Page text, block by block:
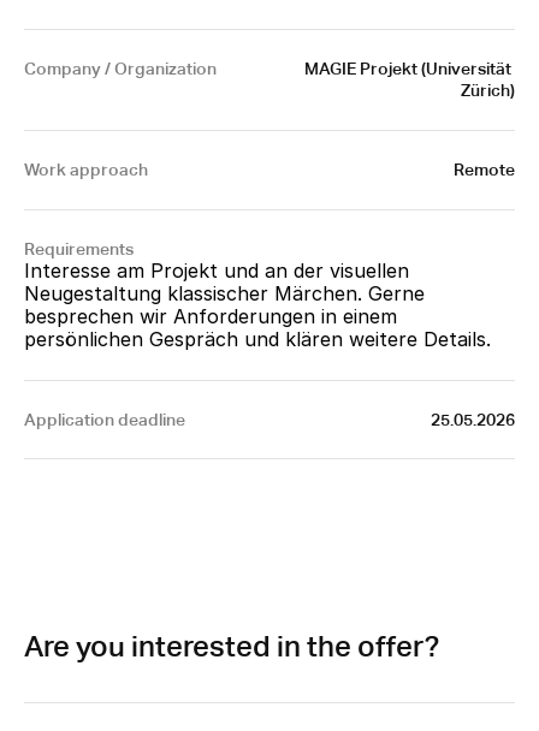
Company / Organization
MAGIE Projekt (Universität
Zürich)
Work approach Remote
Requirements
Interesse am Projekt und an der visuellen
Neugestaltung klassischer Märchen. Gerne
besprechen wir Anforderungen in einem
persönlichen Gespräch und klären weitere Details.
Application deadline 25.05.2026
Are you interested in the offer?